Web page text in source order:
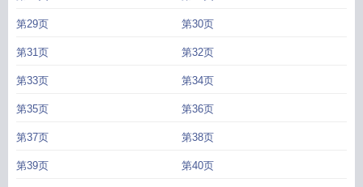
第29页 第30页
第31页 第32页
第33页 第34页
第35页 第36页
第37页 第38页
第39页 第40页